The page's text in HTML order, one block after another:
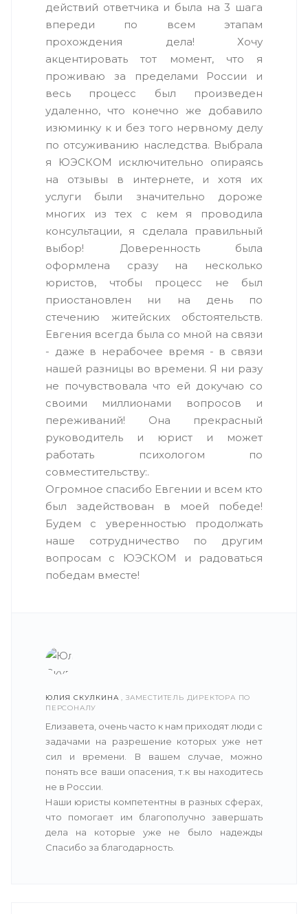
действий ответчика и была на 3 шага
впереди по всем этапам
прохождения дела! Хочу
акцентировать тот момент, что я
проживаю за пределами России и
весь процесс был произведен
удаленно, что конечно же добавило
изюминку к и без того нервному делу
по отсуживанию наследства. Выбрала
я ЮЭСКОМ исключительно опираясь
на отзывы в интернете, и хотя их
услуги были значительно дороже
многих из тех с кем я проводила
консультации, я сделала правильный
выбор! Доверенность была
оформлена сразу на несколько
юристов, чтобы процесс не был
приостановлен ни на день по
стечению житейских обстоятельств.
Евгения всегда была со мной на связи
- даже в нерабочее время - в связи
нашей разницы во времени. Я ни разу
не почувствовала что ей докучаю со
своими миллионами вопросов и
переживаний! Она прекрасный
руководитель и юрист и может
работать психологом по
совместительству:.
Огромное спасибо Евгении и всем кто
был задействован в моей победе!
Будем с уверенностью продолжать
наше сотрудничество по другим
вопросам с ЮЭСКОМ и радоваться
победам вместе!
ЮЛИЯ СКУЛКИНА , ЗАМЕСТИТЕЛЬ ДИРЕКТОРА ПО
ПЕРСОНАЛУ
Елизавета, очень часто к нам приходят люди с
задачами на разрешение которых уже нет
сил и времени. В вашем случае, можно
понять все ваши опасения, т.к вы находитесь
не в России.
Наши юристы компетентны в разных сферах,
что помогает им благополучно завершать
дела на которые уже не было надежды
Спасибо за благодарность.